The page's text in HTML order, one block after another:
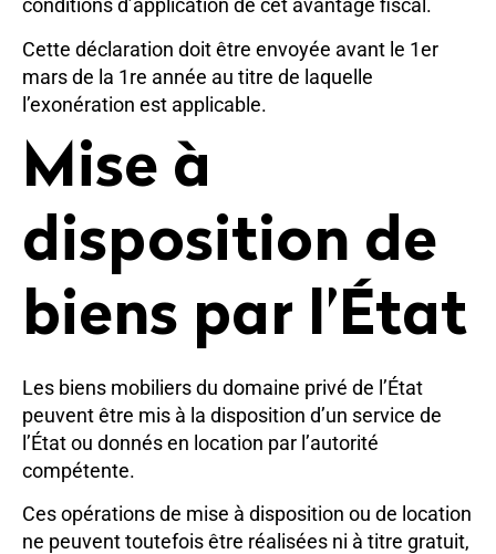
conditions d’application de cet avantage fiscal.
Cette déclaration doit être envoyée avant le 1er
mars de la 1re année au titre de laquelle
l’exonération est applicable.
Mise à
disposition de
biens par l’État
Les biens mobiliers du domaine privé de l’État
peuvent être mis à la disposition d’un service de
l’État ou donnés en location par l’autorité
compétente.
Ces opérations de mise à disposition ou de location
ne peuvent toutefois être réalisées ni à titre gratuit,